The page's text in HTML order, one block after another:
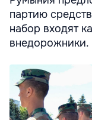
партию
набор входят
внедорожники.